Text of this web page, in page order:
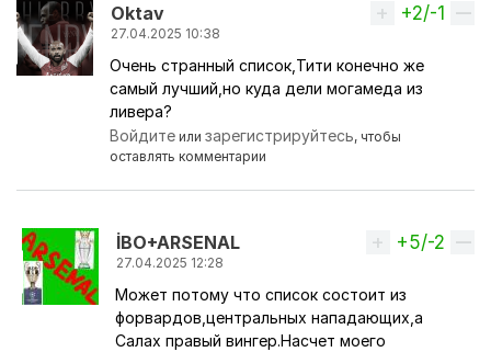
Oktav
27.04.2025 10:38
Вверх
+2/-1
Очень странный список,Тити конечно же
самый лучший,но куда дели могамеда из
ливера?
Войдите илизарегистрируйтесь, чтобы
оставлять комментарии
İBO+ARSENAL
27.04.2025 12:28
Ответ на комментарий пользователяOktav
Вверх
+5/-2
Может потому что список состоит из
форвардов,центральных нападающих,а
Салах правый вингер.Насчет моего